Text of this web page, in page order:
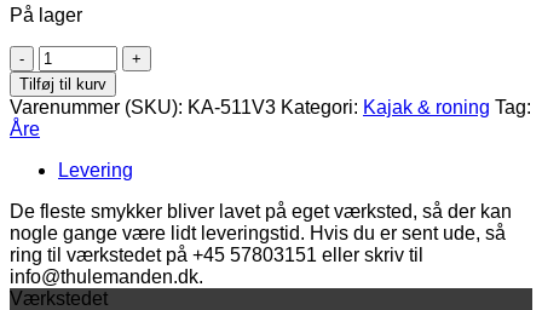
På lager
Klassisk
åre
i
8k
guld
antal
Tilføj til kurv
Varenummer (SKU): KA-511V3 Kategori: Kajak & roning Tag:
Åre
Levering
De fleste smykker bliver lavet på eget værksted, så der kan
nogle gange være lidt leveringstid. Hvis du er sent ude, så
ring til værkstedet på +45 57803151 eller skriv til
info@thulemanden.dk.
Værkstedet